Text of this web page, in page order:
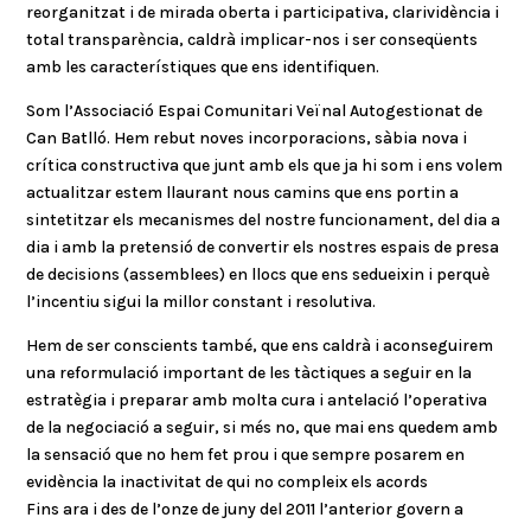
reorganitzat i de mirada oberta i participativa, clarividència i
total transparència, caldrà implicar-nos i ser conseqüents
amb les característiques que ens identifiquen.
Som l’Associació Espai Comunitari Veïnal Autogestionat de
Can Batlló. Hem rebut noves incorporacions, sàbia nova i
crítica constructiva que junt amb els que ja hi som i ens volem
actualitzar estem llaurant nous camins que ens portin a
sintetitzar els mecanismes del nostre funcionament, del dia a
dia i amb la pretensió de convertir els nostres espais de presa
de decisions (assemblees) en llocs que ens sedueixin i perquè
l’incentiu sigui la millor constant i resolutiva.
Hem de ser conscients també, que ens caldrà i aconseguirem
una reformulació important de les tàctiques a seguir en la
estratègia i preparar amb molta cura i antelació l’operativa
de la negociació a seguir, si més no, que mai ens quedem amb
la sensació que no hem fet prou i que sempre posarem en
evidència la inactivitat de qui no compleix els acords
Fins ara i des de l’onze de juny del 2011 l’anterior govern a